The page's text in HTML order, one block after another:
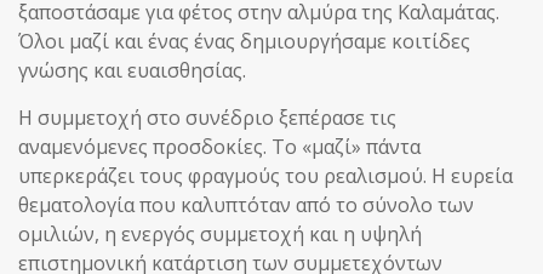
ξαποστάσαμε για φέτος στην αλμύρα της Καλαμάτας.
Όλοι μαζί και ένας ένας δημιουργήσαμε κοιτίδες
γνώσης και ευαισθησίας.
Η συμμετοχή στο συνέδριο ξεπέρασε τις
αναμενόμενες προσδοκίες. Το «μαζί» πάντα
υπερκεράζει τους φραγμούς του ρεαλισμού. Η ευρεία
θεματολογία που καλυπτόταν από το σύνολο των
ομιλιών, η ενεργός συμμετοχή και η υψηλή
επιστημονική κατάρτιση των συμμετεχόντων